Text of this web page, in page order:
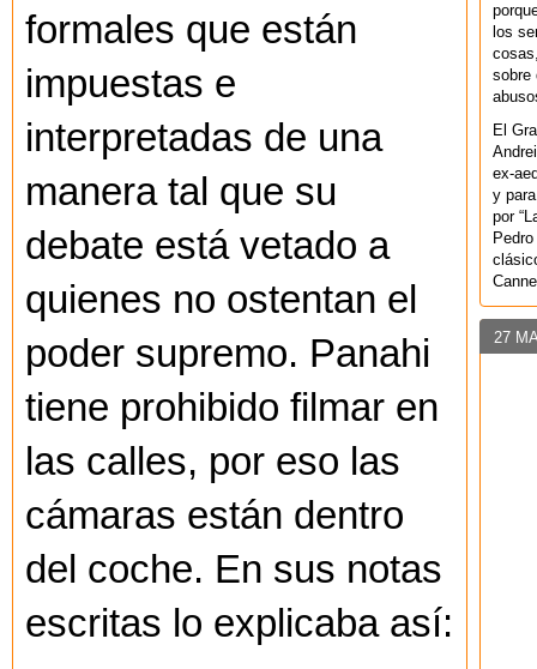
formales que están
impuestas e
interpretadas de una
manera tal que su
debate está vetado a
quienes no ostentan el
poder supremo. Panahi
tiene prohibido filmar en
las calles, por eso las
cámaras están dentro
del coche. En sus notas
escritas lo explicaba así:
los
sobre
El
ex-
y
por
27